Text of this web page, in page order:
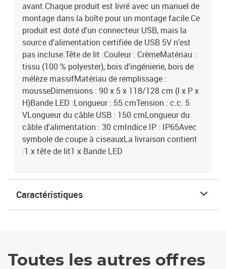
avant.Chaque produit est livré avec un manuel de
montage dans la boîte pour un montage facile.Ce
produit est doté d'un connecteur USB, mais la
source d'alimentation certifiée de USB 5V n'est
pas incluse.Tête de lit :Couleur : CrèmeMatériau :
tissu (100 % polyester), bois d'ingénierie, bois de
mélèze massifMatériau de remplissage :
mousseDimensions : 90 x 5 x 118/128 cm (l x P x
H)Bande LED :Longueur : 55 cmTension : c.c. 5
VLongueur du câble USB : 150 cmLongueur du
câble d'alimentation : 30 cmIndice IP : IP65Avec
symbole de coupe à ciseauxLa livraison contient
:1 x tête de lit1 x Bande LED
Caractéristiques
Toutes les autres offres